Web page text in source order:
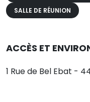
SALLE DE RÉUNION
ACCÈS ET
1 Rue de Bel Ebat -